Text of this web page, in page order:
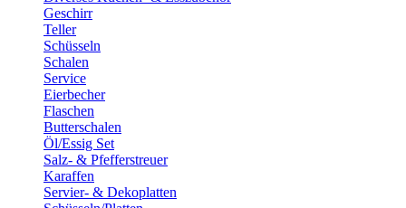
Geschirr
Teller
Schüsseln
Schalen
Service
Eierbecher
Flaschen
Butterschalen
Öl/Essig Set
Salz- & Pfefferstreuer
Karaffen
Servier- & Dekoplatten